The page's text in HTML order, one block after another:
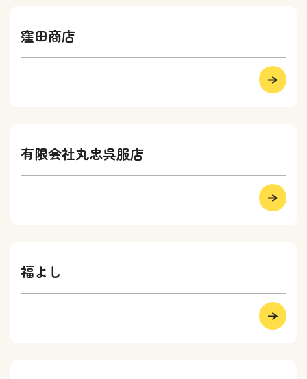
窪田商店
有限会社丸忠呉服店
福よし